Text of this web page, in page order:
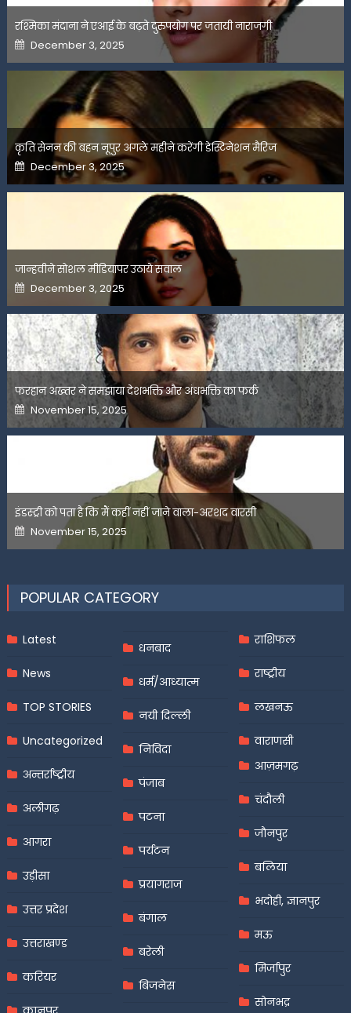
रश्मिका मंदाना ने एआई के बढ़ते दुरुपयोग पर जतायी नाराजगी
Posted
on
December 3, 2025
कृति सेनन की बहन नूपुर अगले महीने करेंगी डेस्टिनेशन मैरिज
Posted
on
December 3, 2025
जान्हवीने सोशल मीडियापर उठाये सवाल
Posted
on
December 3, 2025
फरहान अख्तर ने समझाया देशभक्ति और अंधभक्ति का फर्क
Posted
on
November 15, 2025
इंडस्ट्री को पता है कि मैं कहीं नहीं जाने वाला-अरशद वारसी
Posted
on
November 15, 2025
POPULAR CATEGORY
Latest
News
TOP STORIES
Uncategorized
अन्तर्राष्ट्रीय
अलीगढ़
आगरा
उड़ीसा
उत्तर प्रदेश
उत्तराखण्ड
करियर
धनबाद
धर्म/आध्यात्म
नयी दिल्ली
निविदा
पंजाब
पटना
पर्यटन
प्रयागराज
बंगाल
बरेली
बिजनेस
राशिफल
राष्ट्रीय
लखनऊ
वाराणसी
आज़मगढ़
चंदौली
जौनपुर
बलिया
भदोही, ज्ञानपुर
मऊ
मिर्जापुर
सोनभद्र